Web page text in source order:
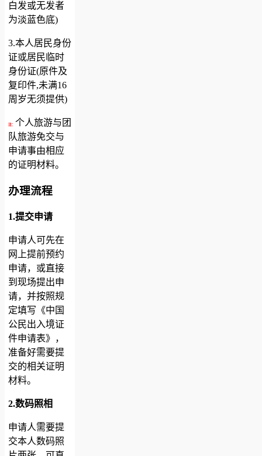
白发或无发者
为淡蓝色底)
3.本人居民身份
证或居民临时
身份证(原件及
复印件,未满16
周岁无须提供)
注： 个人旅游与团
队旅游免交与
申请事由相应
的证明材料。
办理流程
1.提交申请
申请人可先在
网上提前预约
申请，或直接
到现场提出申
请，并按照规
定填写《中国
公民出入境证
件申请表》，
准备好需要提
交的相关证明
材料。
2.数码照相
申请人需要提
交本人数码照